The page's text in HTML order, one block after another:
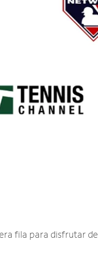
fila para disfrutar